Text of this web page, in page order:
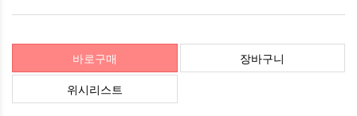
바로구매
장바구니
위시리스트